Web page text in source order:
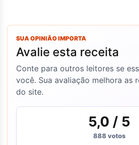
SUA OPINIÃO IMPORTA
Avalie esta receita
Conte para outros leitores se
você. Sua avaliação melhora as
do site.
5,0 / 5
888votos